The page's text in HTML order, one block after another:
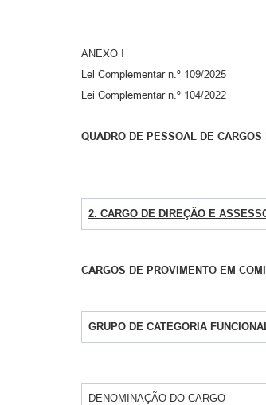
ANEXO I
Lei Complementar n.º 109/2025
Lei Complementar n.º 104/2022
QUADRO DE PESSOAL DE
2. CARGO DE DIREÇÃO E
CARGOS DE PROVIMENTO EM
GRUPO DE CATEGORIA
DENOMINAÇÃO DO CARGO